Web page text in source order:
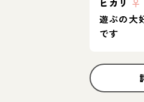
ヒカリ ♀
遊ぶの大
です